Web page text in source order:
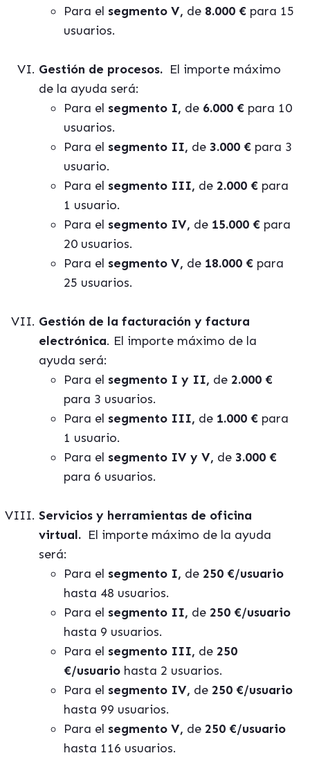
Para el segmento V, de 8.000 € para 15
usuarios.
Gestión de procesos. El importe máximo
de la ayuda será:
Para el segmento I, de 6.000 € para 10
usuarios.
Para el segmento II, de 3.000 € para 3
usuario.
Para el segmento III, de 2.000 € para
1 usuario.
Para el segmento IV, de 15.000 € para
20 usuarios.
Para el segmento V, de 18.000 € para
25 usuarios.
Gestión de la facturación y factura
electrónica. El importe máximo de la
ayuda será:
Para el segmento I y II, de 2.000 €
para 3 usuarios.
Para el segmento III, de 1.000 € para
1 usuario.
Para el segmento IV y V, de 3.000 €
para 6 usuarios.
Servicios y herramientas de oficina
virtual. El importe máximo de la ayuda
será:
Para el segmento I, de 250 €/usuario
hasta 48 usuarios.
Para el segmento II, de 250 €/usuario
hasta 9 usuarios.
Para el segmento III, de 250
€/usuario hasta 2 usuarios.
Para el segmento IV, de 250 €/usuario
hasta 99 usuarios.
Para el segmento V, de 250 €/usuario
hasta 116 usuarios.